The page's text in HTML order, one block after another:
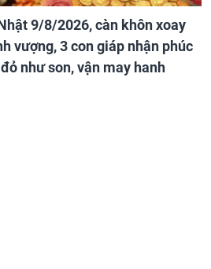
9/8/2026, càn khôn xoay
vượng, 3 con giáp nhận phúc
như son, vận may hanh